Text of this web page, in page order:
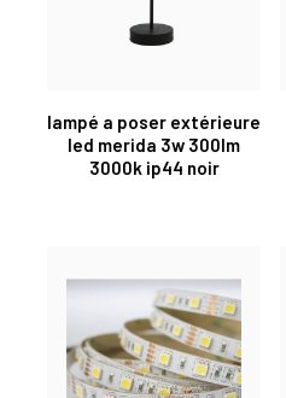
lampé a poser extérieure
led merida 3w 300lm
3000k ip44 noir